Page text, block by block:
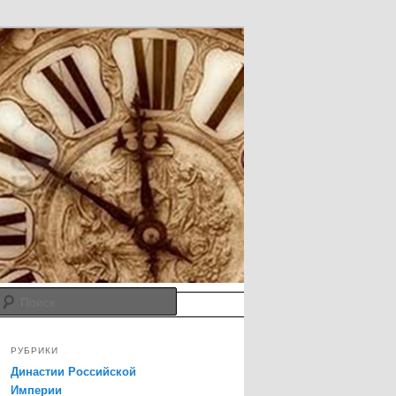
Поиск
РУБРИКИ
Династии Российской
Империи